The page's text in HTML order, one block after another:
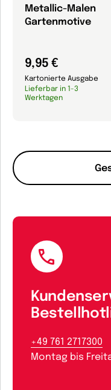
Metallic-Malen
Gartenmotive
9,95 €
Kartonierte Ausgabe
Lieferbar in 1-3
Werktagen
+49 761 2717300
Montag bis